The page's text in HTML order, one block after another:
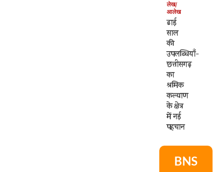
लेख/
आलेख
ढाई
साल
की
उपलब्धियाँ-
छत्तीसगढ़
का
श्रमिक
कल्याण
के क्षेत्र
में नई
पहचान
BNS